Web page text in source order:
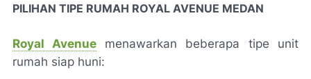
PILIHAN TIPE RUMAH ROYAL AVENUE MEDAN
Royal Avenue
menawarkan beberapa tipe unit
rumah siap huni: